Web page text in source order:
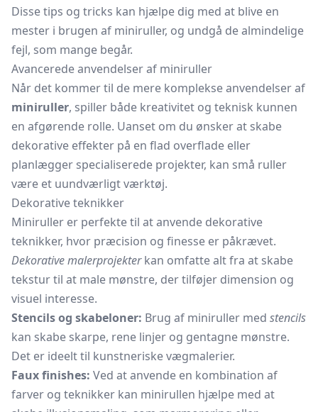
Disse tips og tricks kan hjælpe dig med at blive en
mester i brugen af miniruller, og undgå de almindelige
fejl, som mange begår.
Avancerede anvendelser af miniruller
Når det kommer til de mere komplekse anvendelser af
miniruller, spiller både kreativitet og teknisk kunnen
en afgørende rolle. Uanset om du ønsker at skabe
dekorative effekter på en flad overflade eller
planlægger specialiserede projekter, kan små ruller
være et uundværligt værktøj.
Dekorative teknikker
Miniruller er perfekte til at anvende dekorative
teknikker, hvor præcision og finesse er påkrævet.
Dekorative malerprojekterkan omfatte alt fra at skabe
tekstur til at male mønstre, der tilføjer dimension og
visuel interesse.
Stencils og skabeloner: Brug af miniruller med stencils
kan skabe skarpe, rene linjer og gentagne mønstre.
Det er ideelt til kunstneriske vægmalerier.
Faux finishes: Ved at anvende en kombination af
farver og teknikker kan minirullen hjælpe med at